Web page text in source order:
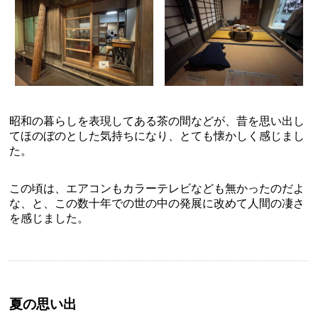
昭和の暮らしを表現してある茶の間などが、昔を思い出し
てほのぼのとした気持ちになり、とても懐かしく感じまし
た。
この頃は、エアコンもカラーテレビなども無かったのだよ
な、と、この数十年での世の中の発展に改めて人間の凄さ
を感じました。
夏の思い出